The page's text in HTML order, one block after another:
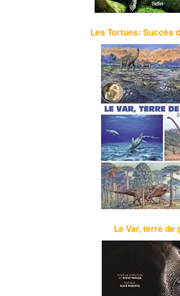
Les Tortues: Succès
Le Var, terre de